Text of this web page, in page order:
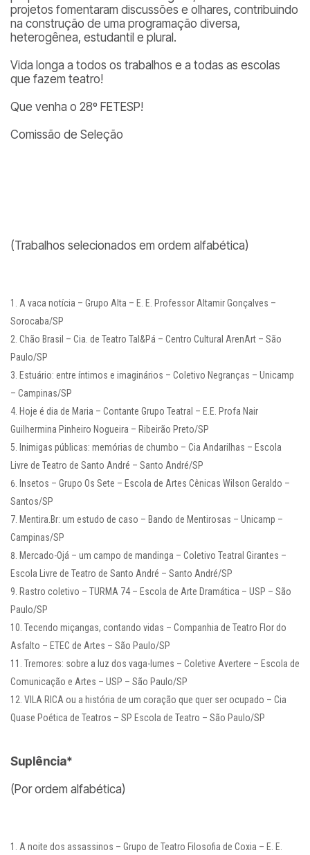
projetos fomentaram discussões e olhares, contribuindo
na construção de uma programação diversa,
heterogênea, estudantil e plural.
Vida longa a todos os trabalhos e a todas as escolas
que fazem teatro!
Que venha o 28º FETESP!
Comissão de Seleção
(Trabalhos selecionados em ordem alfabética)
A vaca notícia – Grupo Alta – E. E. Professor Altamir Gonçalves –
Sorocaba/SP
Chão Brasil – Cia. de Teatro Tal&Pá – Centro Cultural ArenArt – São
Paulo/SP
Estuário: entre íntimos e imaginários – Coletivo Negranças – Unicamp
– Campinas/SP
Hoje é dia de Maria – Contante Grupo Teatral – E.E. Profa Nair
Guilhermina Pinheiro Nogueira – Ribeirão Preto/SP
Inimigas públicas: memórias de chumbo – Cia Andarilhas – Escola
Livre de Teatro de Santo André – Santo André/SP
Insetos – Grupo Os Sete – Escola de Artes Cênicas Wilson Geraldo –
Santos/SP
Mentira.Br: um estudo de caso – Bando de Mentirosas – Unicamp –
Campinas/SP
Mercado-Ojá – um campo de mandinga – Coletivo Teatral Girantes –
Escola Livre de Teatro de Santo André – Santo André/SP
Rastro coletivo – TURMA 74 – Escola de Arte Dramática – USP – São
Paulo/SP
Tecendo miçangas, contando vidas – Companhia de Teatro Flor do
Asfalto – ETEC de Artes – São Paulo/SP
Tremores: sobre a luz dos vaga-lumes – Coletive Avertere – Escola de
Comunicação e Artes – USP – São Paulo/SP
VILA RICA ou a história de um coração que quer ser ocupado – Cia
Quase Poética de Teatros – SP Escola de Teatro – São Paulo/SP
Suplência*
(Por ordem alfabética)
A noite dos assassinos – Grupo de Teatro Filosofia de Coxia – E. E.